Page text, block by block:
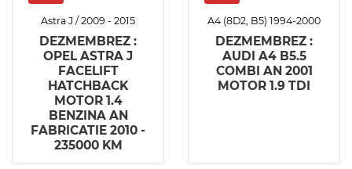
Astra J / 2009 - 2015
DEZMEMBREZ :
OPEL ASTRA J
FACELIFT
HATCHBACK
MOTOR 1.4
BENZINA AN
FABRICATIE 2010 -
235000 KM
A4 (8D2, B5) 1994-2000
DEZMEMBREZ :
AUDI A4 B5.5
COMBI AN 2001
MOTOR 1.9 TDI